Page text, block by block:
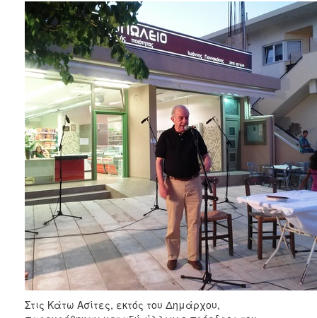
Στις Κάτω Ασίτες, εκτός του Δημάρχου,